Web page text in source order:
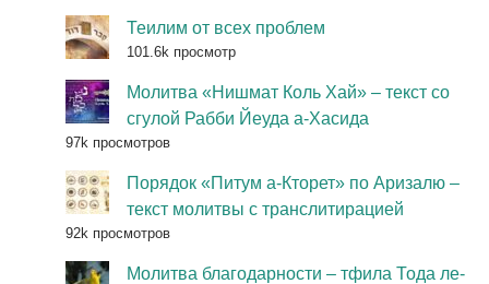
Теилим от всех проблем
101.6k просмотр
Молитва «Нишмат Коль Хай» – текст со
сгулой Рабби Йеуда а-Хасида
97k просмотров
Порядок «Питум а-Кторет» по Аризалю –
текст молитвы с транслитирацией
92k просмотров
Молитва благодарности – тфила Тода ле-